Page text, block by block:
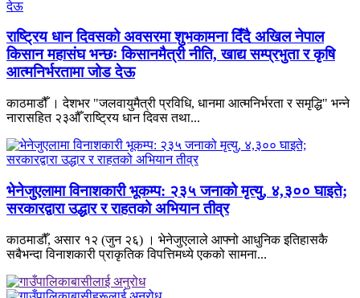
राष्ट्रिय धान दिवसको अवसरमा शुभकामना दिँदै अखिल नेपाल
किसान महासंघ भन्छः किसानमैत्री नीति, खाद्य सम्प्रभुता र कृषि
आत्मनिर्भरतामा जोड देऊ
काठमाडौँ । देशभर "जलवायुमैत्री प्रविधि, धानमा आत्मनिर्भरता र समृद्धि" भन्ने
नारासहित २३औँ राष्ट्रिय धान दिवस तथा...
भेनेजुएलामा विनाशकारी भूकम्प: २३५ जनाको मृत्यु, ४,३०० घाइते;
सरकारद्वारा उद्धार र राहतको अभियान तीव्र
काठमाडौँ, असार १२ (जुन २६) । भेनेजुएलाले आफ्नो आधुनिक इतिहासकै
सबैभन्दा विनाशकारी प्राकृतिक विपत्तिमध्ये एकको सामना...